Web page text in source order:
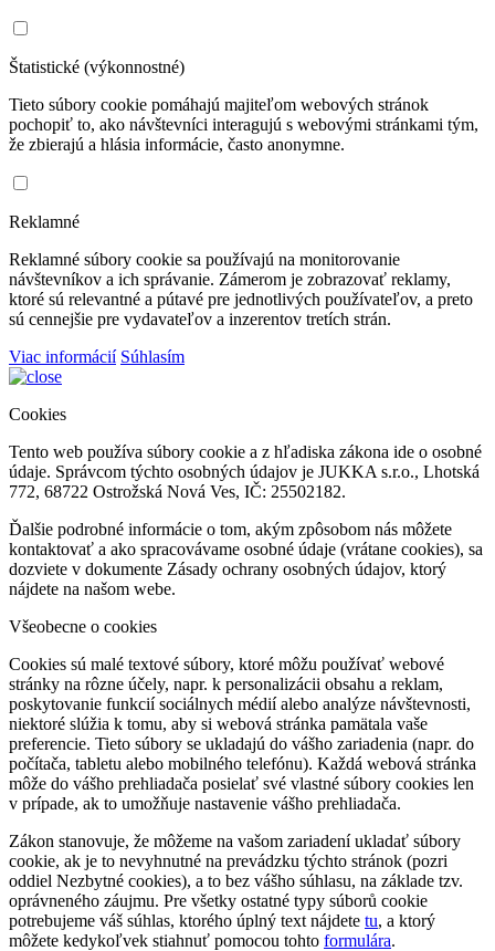
Štatistické (výkonnostné)
Tieto súbory cookie pomáhajú majiteľom webových stránok
pochopiť to, ako návštevníci interagujú s webovými stránkami tým,
že zbierajú a hlásia informácie, často anonymne.
Reklamné
Reklamné súbory cookie sa používajú na monitorovanie
návštevníkov a ich správanie. Zámerom je zobrazovať reklamy,
ktoré sú relevantné a pútavé pre jednotlivých používateľov, a preto
sú cennejšie pre vydavateľov a inzerentov tretích strán.
Viac informácií Súhlasím
Cookies
Tento web používa súbory cookie a z hľadiska zákona ide o osobné
údaje. Správcom týchto osobných údajov je JUKKA s.r.o., Lhotská
772, 68722 Ostrožská Nová Ves, IČ: 25502182.
Ďalšie podrobné informácie o tom, akým zpôsobom nás môžete
kontaktovať a ako spracovávame osobné údaje (vrátane cookies), sa
dozviete v dokumente Zásady ochrany osobných údajov, ktorý
nájdete na našom webe.
Všeobecne o cookies
Cookies sú malé textové súbory, ktoré môžu používať webové
stránky na rôzne účely, napr. k personalizácii obsahu a reklam,
poskytovanie funkcií sociálnych médií alebo analýze návštevnosti,
niektoré slúžia k tomu, aby si webová stránka pamätala vaše
preferencie. Tieto súbory se ukladajú do vášho zariadenia (napr. do
počítača, tabletu alebo mobilného telefónu). Každá webová stránka
môže do vášho prehliadača posielať své vlastné súbory cookies len
v prípade, ak to umožňuje nastavenie vášho prehliadača.
Zákon stanovuje, že môžeme na vašom zariadení ukladať súbory
cookie, ak je to nevyhnutné na prevádzku týchto stránok (pozri
oddiel Nezbytné cookies), a to bez vášho súhlasu, na základe tzv.
oprávneného záujmu. Pre všetky ostatné typy súborů cookie
potrebujeme váš súhlas, ktorého úplný text nájdete tu, a ktorý
môžete kedykoľvek stiahnuť pomocou tohto formulára.